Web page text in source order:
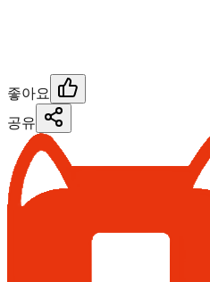
좋아요
공유